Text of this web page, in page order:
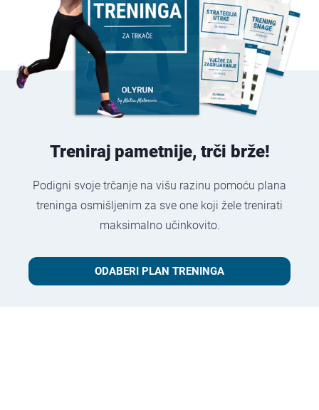
Treniraj pametnije, trči brže!
Podigni svoje trčanje na višu razinu pomoću plana
treninga osmišljenim za sve one koji žele trenirati
maksimalno učinkovito.
ODABERI PLAN TRENINGA